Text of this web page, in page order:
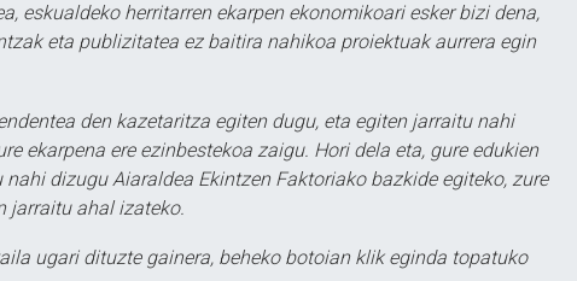
eskualdeko herritarren ekarpen ekonomikoari esker bizi dena,
eta publizitatea ez baitira nahikoa proiektuak aurrera egin
den kazetaritza egiten dugu, eta egiten jarraitu nahi
ekarpena ere ezinbestekoa zaigu. Hori dela eta, gure edukien
dizugu Aiaraldea Ekintzen Faktoriako bazkide egiteko, zure
jarraitu ahal izateko.
ugari dituzte gainera, beheko botoian klik eginda topatuko